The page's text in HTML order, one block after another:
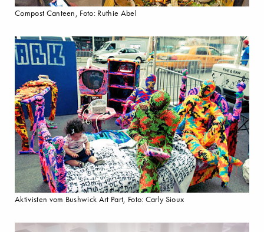
Compost Canteen, Foto: Ruthie Abel
Aktivisten vom Bushwick Art Part, Foto: Carly Sioux